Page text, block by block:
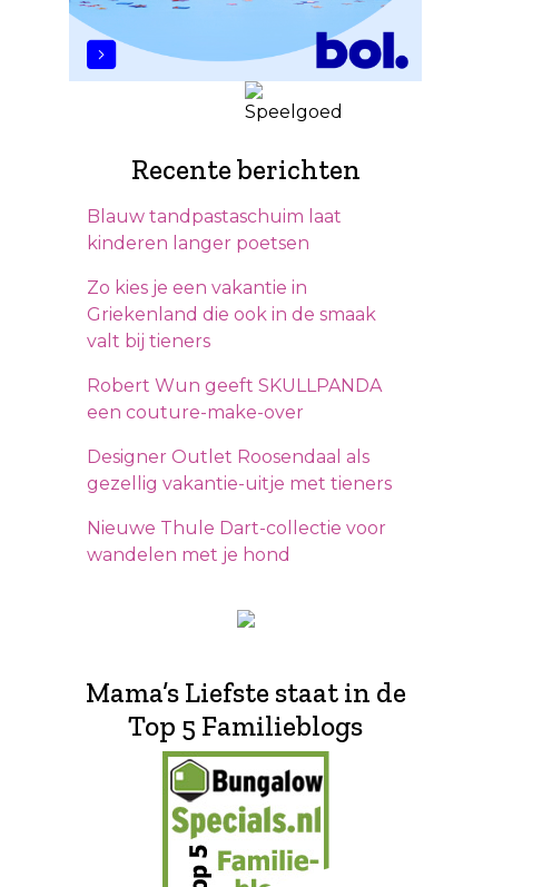
Recente berichten
Blauw tandpastaschuim laat
kinderen langer poetsen
Zo kies je een vakantie in
Griekenland die ook in de smaak
valt bij tieners
Robert Wun geeft SKULLPANDA
een couture-make-over
Designer Outlet Roosendaal als
gezellig vakantie-uitje met tieners
Nieuwe Thule Dart-collectie voor
wandelen met je hond
Mama’s Liefste staat in de
Top 5 Familieblogs